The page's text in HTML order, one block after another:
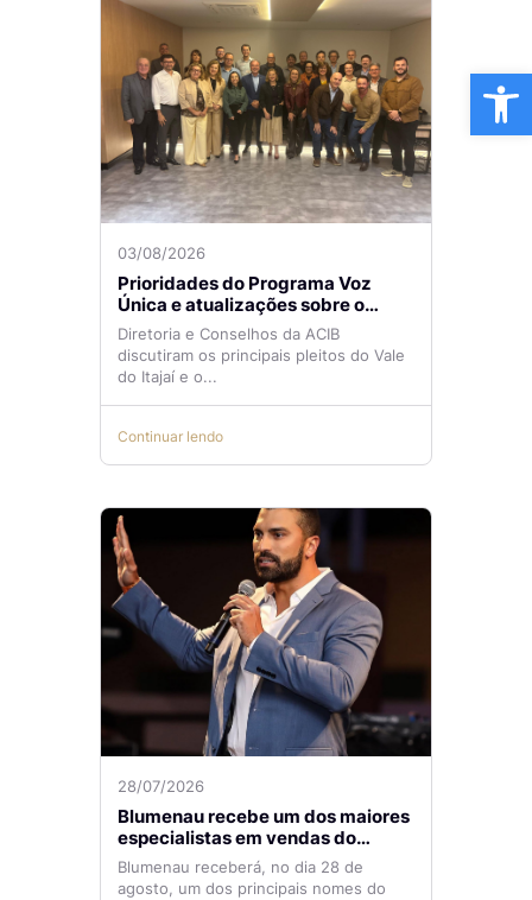
03/08/2026
Prioridades do Programa Voz
Única e atualizações sobre o
Aeroporto de Navegantes são
temas de reunião na ACIB
Diretoria e Conselhos da ACIB
discutiram os principais pleitos do Vale
do Itajaí e o...
Continuar lendo
28/07/2026
Blumenau recebe um dos maiores
especialistas em vendas do
mercado imobiliário
Blumenau receberá, no dia 28 de
agosto, um dos principais nomes do